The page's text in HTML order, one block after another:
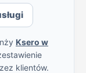
Ksero w
klientów.